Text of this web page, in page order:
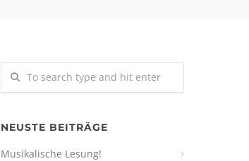
NEUSTE BEITRÄGE
Musikalische Lesung!